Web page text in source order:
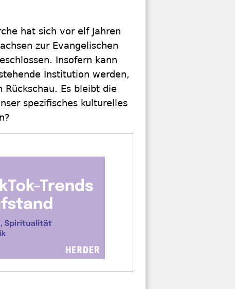
hat sich vor elf Jahren
zur Evangelischen
Insofern kann
Institution werden,
Rückschau. Es bleibt die
spezifisches kulturelles